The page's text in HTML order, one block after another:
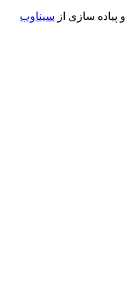
پیاده سازی از سیناوب